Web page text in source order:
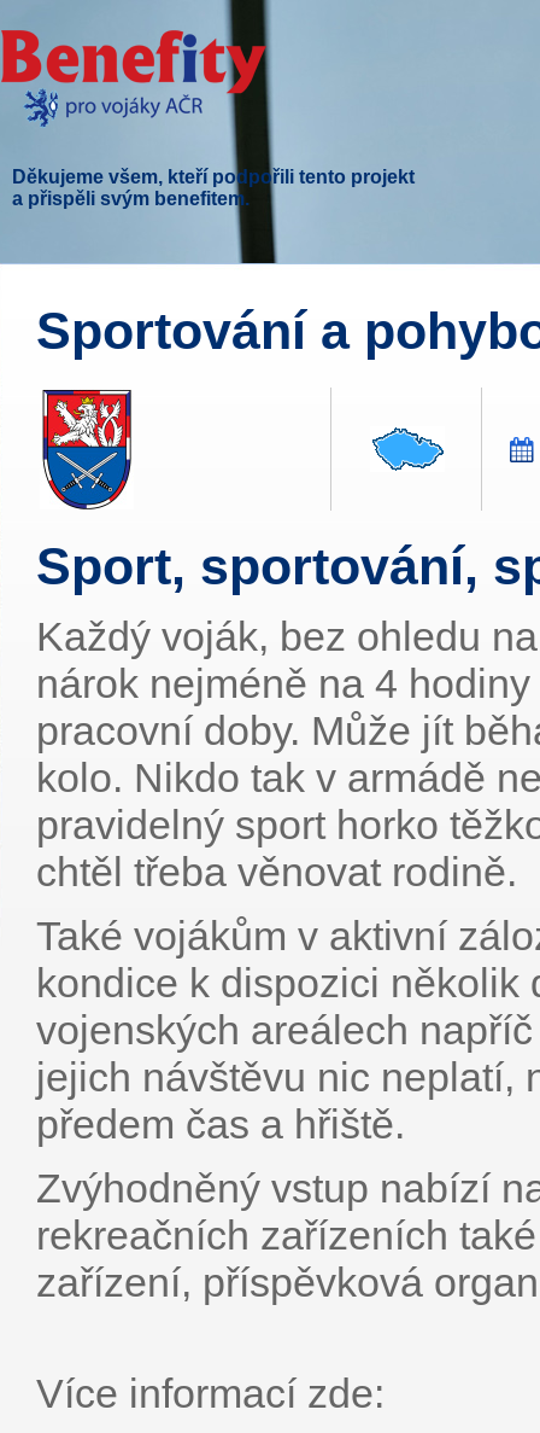
Děkujeme všem, kteří podpořili tento projekt
a přispěli svým benefitem.
Sportování a
Sport, sportování,
Každý voják, bez ohledu
nárok nejméně na 4
pracovní doby. Může jít
kolo. Nikdo tak v armádě
pravidelný sport horko
chtěl třeba věnovat rodině.
Také vojákům v aktivní
kondice k dispozici
vojenských areálech
jejich návštěvu nic neplatí,
předem čas a hřiště.
Zvýhodněný vstup nabízí
rekreačních zařízeních
zařízení, příspěvková
Více informací zde: